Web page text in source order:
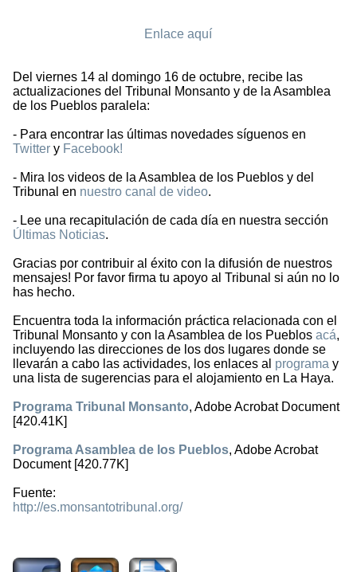
Enlace aquí
Del viernes 14 al domingo 16 de octubre, recibe las
actualizaciones del Tribunal Monsanto y de la Asamblea
de los Pueblos paralela:
- Para encontrar las últimas novedades síguenos en
Twitter y Facebook!
- Mira los videos de la Asamblea de los Pueblos y del
Tribunal en nuestro canal de video.
- Lee una recapitulación de cada día en nuestra sección
Últimas Noticias.
Gracias por contribuir al éxito con la difusión de nuestros
mensajes! Por favor firma tu apoyo al Tribunal si aún no lo
has hecho.
Encuentra toda la información práctica relacionada con el
Tribunal Monsanto y con la Asamblea de los Pueblos acá,
incluyendo las direcciones de los dos lugares donde se
llevarán a cabo las actividades, los enlaces al programa y
una lista de sugerencias para el alojamiento en La Haya.
Programa Tribunal Monsanto, Adobe Acrobat Document
[420.41K]
Programa Asamblea de los Pueblos, Adobe Acrobat
Document [420.77K]
Fuente:
http://es.monsantotribunal.org/